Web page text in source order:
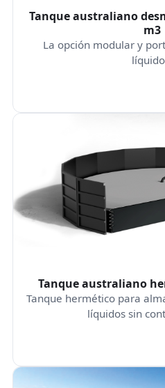
Tanque australiano
m3
La opción modular y
Tanque australiano
Tanque hermético para
líquidos sin